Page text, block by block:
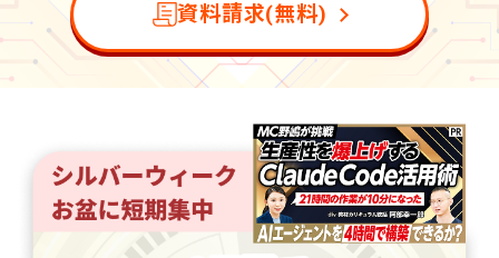
資料請求(無料)